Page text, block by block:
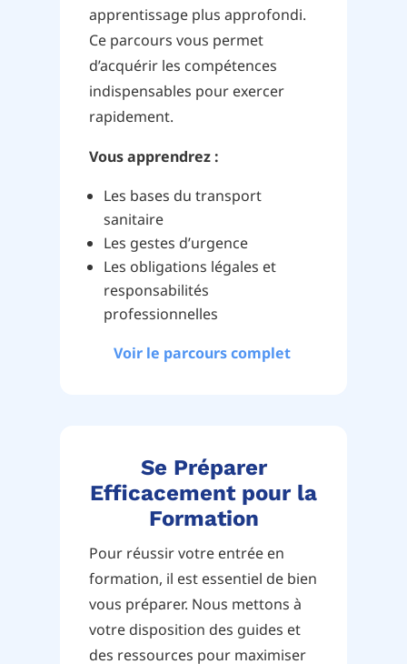
apprentissage plus approfondi.
Ce parcours vous permet
d’acquérir les compétences
indispensables pour exercer
rapidement.
Vous apprendrez :
Les bases du transport
sanitaire
Les gestes d’urgence
Les obligations légales et
responsabilités
professionnelles
Voir le parcours complet
Se Préparer
Efficacement pour la
Formation
Pour réussir votre entrée en
formation, il est essentiel de bien
vous préparer. Nous mettons à
votre disposition des guides et
des ressources pour maximiser